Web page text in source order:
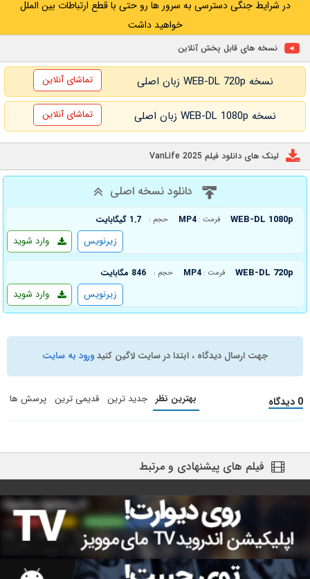
+ WATCHLIST
در شرایط جنگی دسترسی به سرور ها رو حتی با قطع ارتباطات بین الملل
خواهید داشت
نسخه های قابل پخش آنلاین
نسخه WEB-DL 720p زبان اصلی تماشای آنلاین
نسخه WEB-DL 1080p زبان اصلی تماشای آنلاین
لینک های دانلود فیلم VanLife 2025
دانلود نسخه اصلی
WEB-DL 1080p فرمت : MP4 حجم : 1.7 گیگابایت
وارد شوید زیرنویس
WEB-DL 720p فرمت : MP4 حجم : 846 مگابایت
وارد شوید زیرنویس
جهت ارسال دیدگاه ، ابتدا در سایت لاگین کنیدورود به سایت
0 دیدگاه بهترین نظر جدید ترین قدیمی ترین پرسش ها
فیلم های پیشنهادی و مرتبط